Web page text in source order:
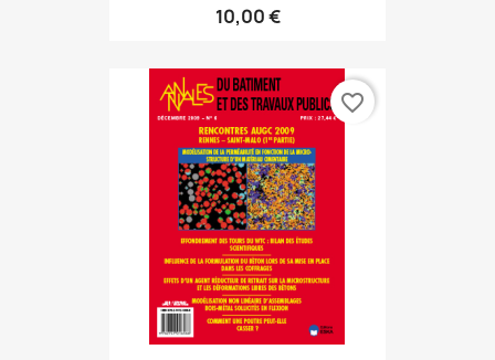
10,00 €
favorite_border